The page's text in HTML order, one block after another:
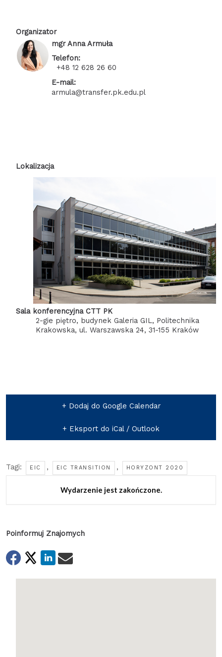
Lokalizacja
Sala konferencyjna CTT PK
2-gie piętro, budynek Galeria GIL, Politechnika
Krakowska, ul. Warszawska 24, 31-155 Kraków
Organizator
mgr Anna Armuła
Telefon
+48 12 628 26 60
E-mail
armula@transfer.pk.edu.pl
+ Dodaj do Google Calendar
+ Eksport do iCal / Outlook
Wydarzenie jest zakończone.
Tagi: EIC , EIC TRANSITION , HORYZONT 2020
Poinformuj Znajomych